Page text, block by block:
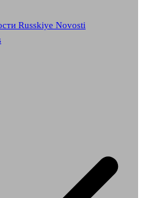
Russkiye Novosti